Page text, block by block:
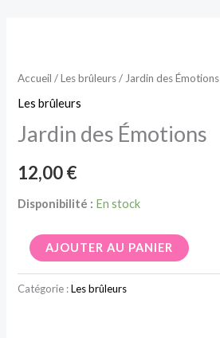
Accueil /Les brûleurs/ Jardin des Émotions
Les brûleurs
Jardin des Émotions
12,00€
Disponibilité : En stock
Jardin
des
AJOUTER AU PANIER
Catégorie :Les brûleurs